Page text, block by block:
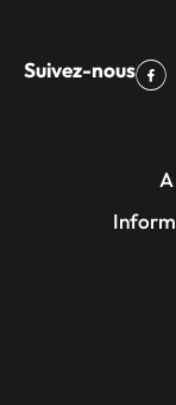
Suivez-nous